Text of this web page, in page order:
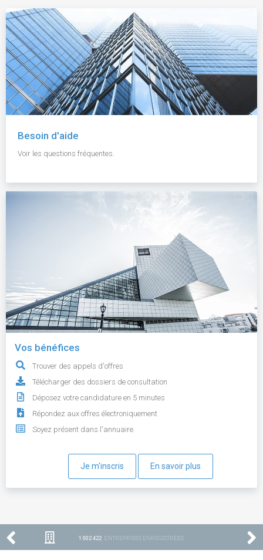
Besoin d'aide
Voir les questions fréquentes.
Vos bénéfices
Trouver des appels d'offres
Télécharger des dossiers de consultation
Déposez votre candidature en 5 minutes
Répondez aux offres électroniquement
Soyez présent dans l'annuaire
Je m'inscris En savoir plus
1 002 422 ENTREPRISES ENREGISTRÉES